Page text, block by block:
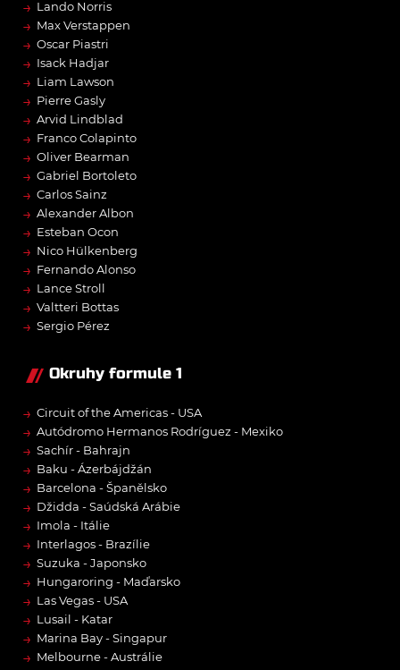
→ Lando Norris
→ Max Verstappen
→ Oscar Piastri
→ Isack Hadjar
→ Liam Lawson
→ Pierre Gasly
→ Arvid Lindblad
→ Franco Colapinto
→ Oliver Bearman
→ Gabriel Bortoleto
→ Carlos Sainz
→ Alexander Albon
→ Esteban Ocon
→ Nico Hülkenberg
→ Fernando Alonso
→ Lance Stroll
→ Valtteri Bottas
→ Sergio Pérez
Okruhy formule 1
→ Circuit of the Americas - USA
→ Autódromo Hermanos Rodríguez - Mexiko
→ Sachír - Bahrajn
→ Baku - Ázerbájdžán
→ Barcelona - Španělsko
→ Džidda - Saúdská Arábie
→ Imola - Itálie
→ Interlagos - Brazílie
→ Suzuka - Japonsko
→ Hungaroring - Maďarsko
→ Las Vegas - USA
→ Lusail - Katar
→ Marina Bay - Singapur
→ Melbourne - Austrálie